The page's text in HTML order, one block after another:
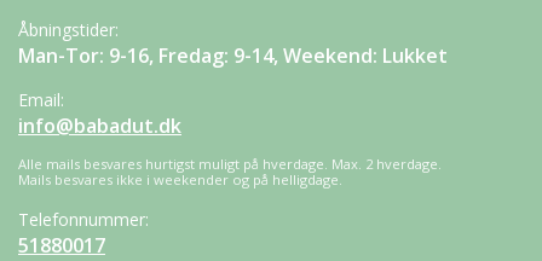
Åbningstider:
Man-Tor: 9-16, Fredag: 9-14, Weekend: Lukket
Email:
info@babadut.dk
Alle mails besvares hurtigst muligt på hverdage. Max. 2 hverdage.
Mails besvares ikke i weekender og på helligdage.
Telefonnummer:
51880017